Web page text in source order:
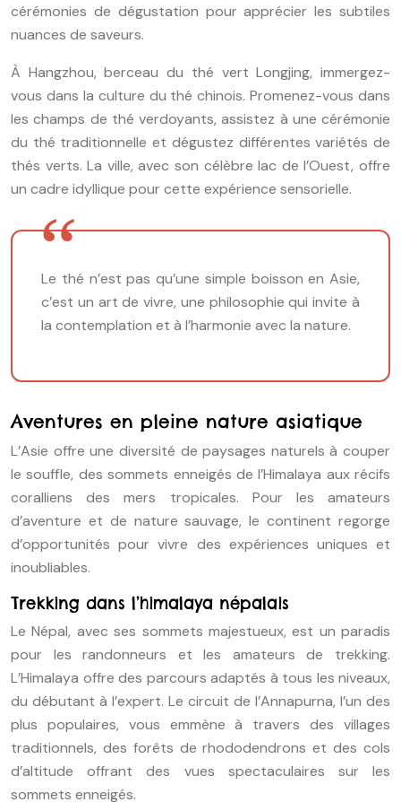
cérémonies de dégustation pour apprécier les subtiles
nuances de saveurs.
À Hangzhou, berceau du thé vert Longjing, immergez-
vous dans la culture du thé chinois. Promenez-vous dans
les champs de thé verdoyants, assistez à une cérémonie
du thé traditionnelle et dégustez différentes variétés de
thés verts. La ville, avec son célèbre lac de l’Ouest, offre
un cadre idyllique pour cette expérience sensorielle.
Le thé n’est pas qu’une simple boisson en Asie,
c’est un art de vivre, une philosophie qui invite à
la contemplation et à l’harmonie avec la nature.
Aventures en pleine nature asiatique
L’Asie offre une diversité de paysages naturels à couper
le souffle, des sommets enneigés de l’Himalaya aux récifs
coralliens des mers tropicales. Pour les amateurs
d’aventure et de nature sauvage, le continent regorge
d’opportunités pour vivre des expériences uniques et
inoubliables.
Trekking dans l’himalaya népalais
Le Népal, avec ses sommets majestueux, est un paradis
pour les randonneurs et les amateurs de trekking.
L’Himalaya offre des parcours adaptés à tous les niveaux,
du débutant à l’expert. Le circuit de l’Annapurna, l’un des
plus populaires, vous emmène à travers des villages
traditionnels, des forêts de rhododendrons et des cols
d’altitude offrant des vues spectaculaires sur les
sommets enneigés.